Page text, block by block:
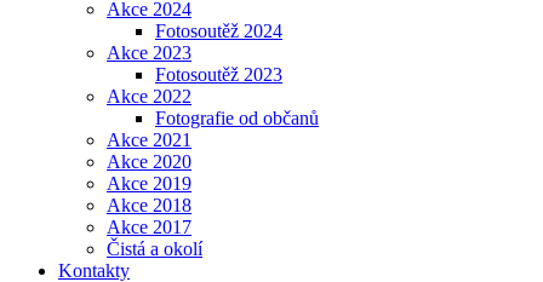
Akce 2024
Fotosoutěž 2024
Akce 2023
Fotosoutěž 2023
Akce 2022
Fotografie od občanů
Akce 2021
Akce 2020
Akce 2019
Akce 2018
Akce 2017
Čistá a okolí
Kontakty